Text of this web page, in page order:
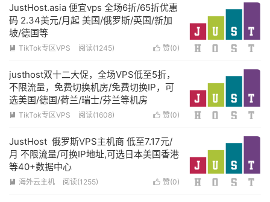
JustHost.asia 便宜vps 全场6折/65折优惠
码 2.34美元/月起 美国/俄罗斯/英国/新加
坡/德国等
 赞(0)
 TikTok专区VPS 阅读(1245)
justhost双十二大促，全场VPS低至5折，
不限流量，免费切换机房/免费切换IP，可
选美国/德国/荷兰/瑞士/芬兰等机房
 赞(0)
 TikTok专区VPS 阅读(1608)
JustHost 俄罗斯VPS主机商 低至7.17元/
月 不限流量/可换IP地址,可选日本美国香港
等40+数据中心
 赞(0)
 海外云主机 阅读(1255)